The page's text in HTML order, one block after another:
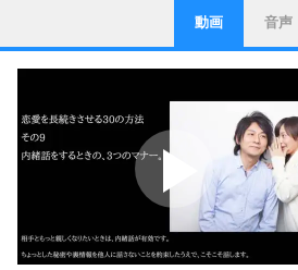
1
ストレス対策
他人と比べない。
いっそのこと、他人
いらいらしない人になる30
ポジティブになれな
ポジティブ思考になる30の
ストレス対策
人生、なんとかなる
気楽に生きる30の方法
動画 音声